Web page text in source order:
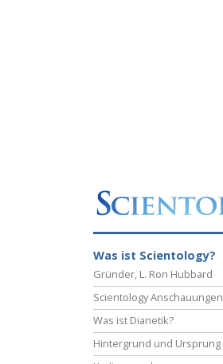
Was ist Scientology?
Gründer, L. Ron Hubbard
Scientology Anschauungen
Was ist Dianetik?
Hintergrund und Ursprung